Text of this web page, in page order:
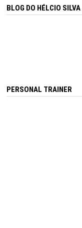
BLOG DO HÉLCIO SILVA
PERSONAL TRAINER